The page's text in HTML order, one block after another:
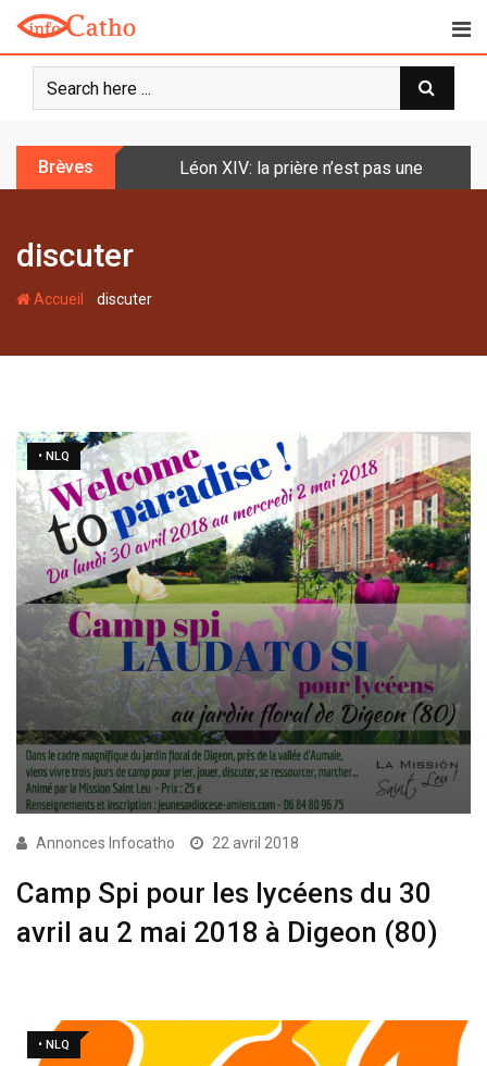
o
Brèves Léon XIV: la prière n’est pas une
discuter
Accueil -discuter
• NLQ
Annonces Infocatho 22 avril 2018
Camp Spi pour les lycéens du 30
avril au 2 mai 2018 à Digeon (80)
• NLQ